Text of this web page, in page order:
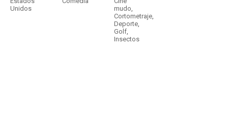
Unidos
mudo,
Cortometraje,
Deporte,
Golf,
Insectos